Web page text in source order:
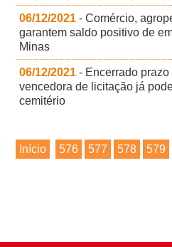
06/12/2021 - Comércio,
garantem saldo positivo de
Minas
06/12/2021 - Encerrado
vencedora de licitação já
cemitério
Início 576 577 578 579